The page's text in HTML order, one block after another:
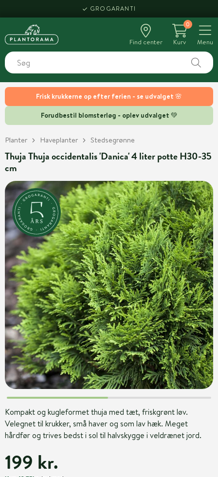
Frisk krukkerne op efter ferien - se udvalget 🌸
Forudbestil blomsterløg - oplev udvalget 💚
GROGARANTI
Find center
0
Kurv
Menu
Planter Haveplanter Stedsegrønne
Thuja Thuja occidentalis 'Danica' 4 liter potte H30-35
cm
Kompakt og kugleformet thuja med tæt, friskgrønt løv.
Velegnet til krukker, små haver og som lav hæk. Meget
hårdfør og trives bedst i sol til halvskygge i veldrænet jord.
199 kr.